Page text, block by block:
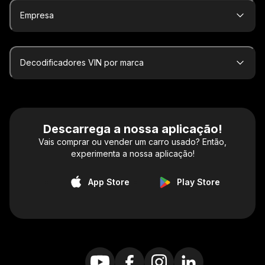
Empresa
Decodificadores VIN por marca
Descarrega a nossa aplicação!
Vais comprar ou vender um carro usado? Então,
experimenta a nossa aplicação!
App Store Play Store